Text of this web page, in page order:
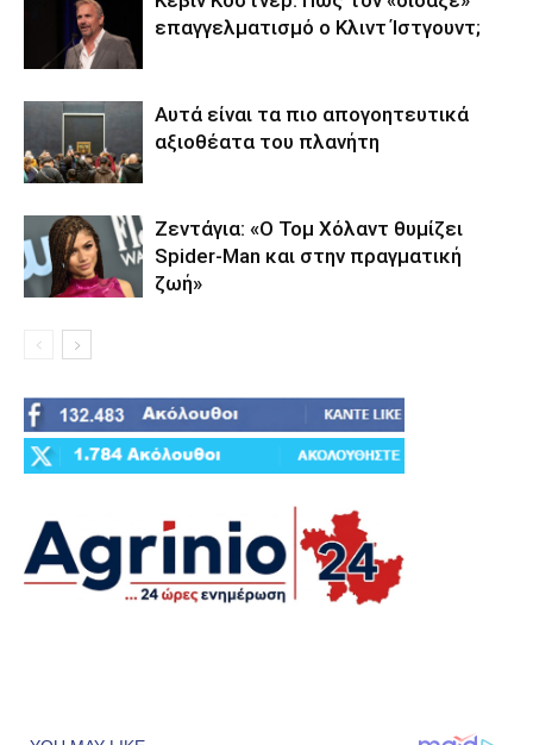
επαγγελματισμό ο Κλιντ Ίστγουντ;
Αυτά είναι τα πιο απογοητευτικά
αξιοθέατα του πλανήτη
Ζεντάγια: «Ο Τομ Χόλαντ θυμίζει
Spider-Man και στην πραγματική
ζωή»